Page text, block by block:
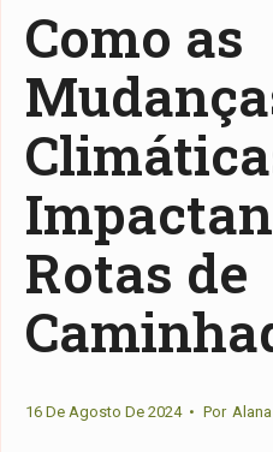
Como as
Rotas de
16 De Agosto De 2024 • Por Alana